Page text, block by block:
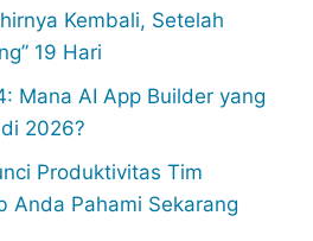
Kembali, Setelah
19 Hari
Mana AI App Builder yang
2026?
Produktivitas Tim
Anda Pahami Sekarang